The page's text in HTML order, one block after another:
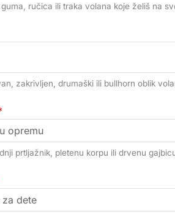
ručica ili traka volana koje želiš na
zakrivljen, drumaški ili bullhorn oblik
prtljažnik, pletenu korpu ili drvenu